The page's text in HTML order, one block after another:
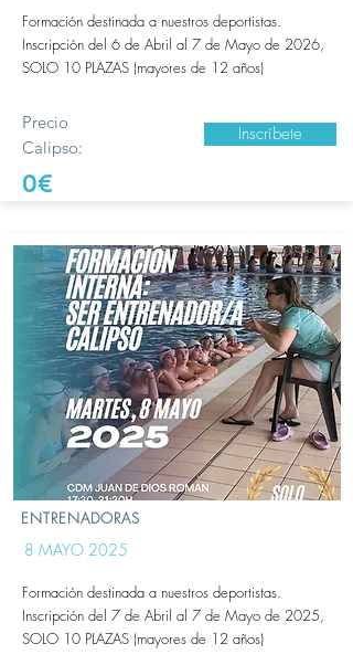
Formación destinada a nuestros deportistas.
Inscripción del 6 de Abril al 7 de Mayo de 2026,
SOLO 10 PLAZAS (mayores de 12 años)
Precio
Calipso:
0€
Inscríbete
ENTRENADORAS
8 MAYO 2025
Formación destinada a nuestros deportistas.
Inscripción del 7 de Abril al 7 de Mayo de 2025,
SOLO 10 PLAZAS (mayores de 12 años)